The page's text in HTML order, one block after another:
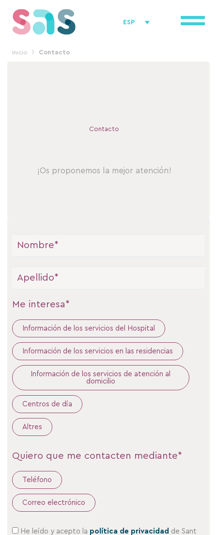
contenido
ESP
Inicio Contacto
Contacto
¡Os proponemos la mejor atención!
Nombre
Apellidos
Me interesa*
Información de los servicios del Hospital
Información de los servicios en las residencias
Información de los servicios de atención al
domicilio
Centros de día
Altres
Quiero que me contacten mediante*
Teléfono
Correo electrónico
He leído y acepto la política de privacidad de Sant